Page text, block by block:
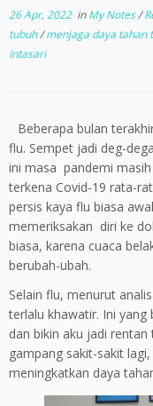
26 Apr, 2022inMy Notes/
tubuh/menjaga daya tahan
Intasari
Beberapa bulan
flu. Sempet jadi deg-
ini masa pandemi
terkena Covid-19 rata-
persis kaya flu biasa
memeriksakan diri ke
biasa, karena cuaca
berubah-ubah.
Selain flu, menurut
terlalu khawatir. Ini yang
dan bikin aku jadi rentan
gampang sakit-sakit
meningkatkan daya